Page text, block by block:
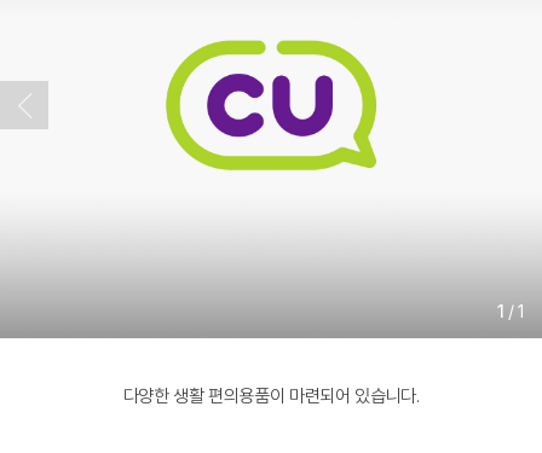
1 /1
다양한 생활 편의용품이 마련되어 있습니다.